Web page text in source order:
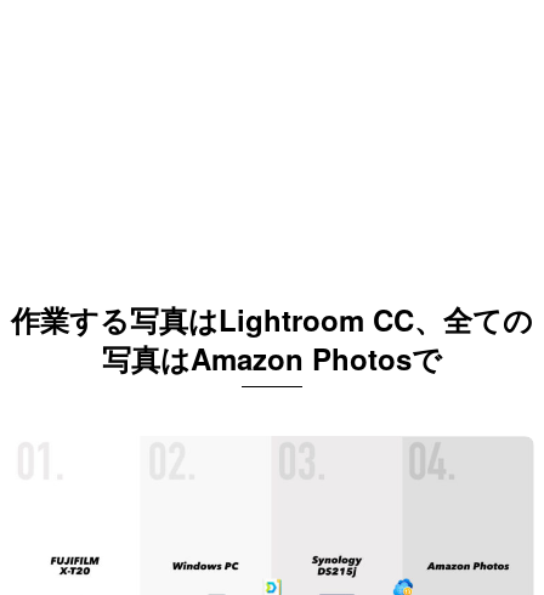
作業する写真はLightroom CC、全ての
写真はAmazon Photosで